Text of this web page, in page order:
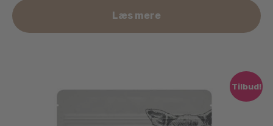
Læs mere
Tilbud!